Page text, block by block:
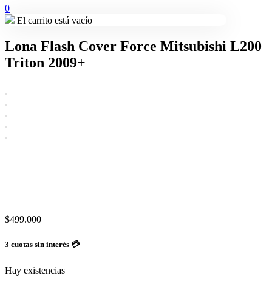
0
El carrito está vacío
Lona Flash Cover Force Mitsubishi L200
Triton 2009+
$499.000
3 cuotas sin interés 💳
Hay existencias